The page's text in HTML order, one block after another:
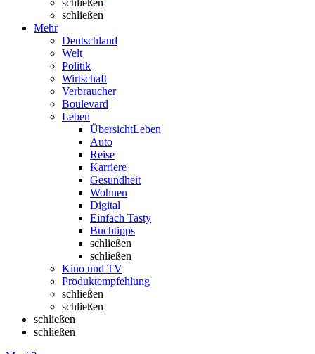
schließen
schließen
Mehr
Deutschland
Welt
Politik
Wirtschaft
Verbraucher
Boulevard
Leben
ÜbersichtLeben
Auto
Reise
Karriere
Gesundheit
Wohnen
Digital
Einfach Tasty
Buchtipps
schließen
schließen
Kino und TV
Produktempfehlung
schließen
schließen
schließen
schließen